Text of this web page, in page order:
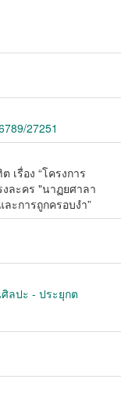
27251
รื่อง “โครงการ
ละคร "นาฏยศาลา
ะการถูกครอบงำ”
ลปะ - ประยุกต